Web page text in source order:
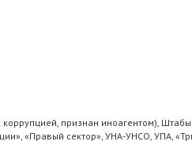
признан иноагентом),
«Правый сектор», УНА-УНСО, УПА,